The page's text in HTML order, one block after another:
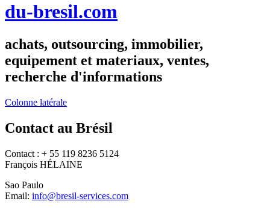
du-bresil.com
achats, outsourcing, immobilier,
equipement et materiaux, ventes,
recherche d'informations
Colonne latérale
Contact au Brésil
Contact : + 55 119 8236 5124
François HÉLAINE
Sao Paulo
Email: info@bresil-services.com